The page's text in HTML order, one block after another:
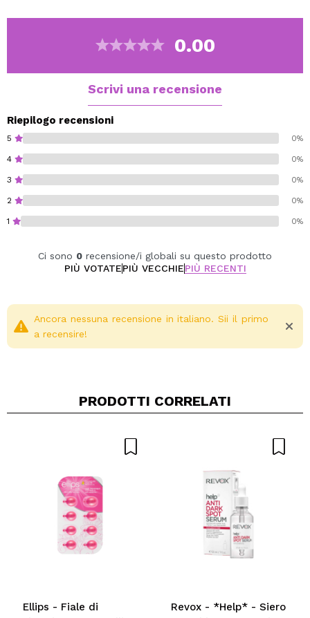
luminoso, senza grumi.
di jojoba, ingredienti che aiutano a prendersi cura delle
elastiche e dall'aspetto sano.
look impeccabile per tutto il giorno.
Cruelty free.
Vegan.
Senza glutine.
Senza parabeni.
Senza silicone.
Senza profumo.
Senza talco.
0.00
Scrivi una recensione
Riepilogo recensioni
5 0%
4 0%
3 0%
2 0%
1 0%
Ci sono 0 recensione/i globali su questo prodotto
PIÙ VOTATEPIÙ VECCHIEPIÙ RECENTI
Il tuo video potrebbe essere il primo. Immaginalo...
Consiglieresti questo acquisto? Si No
Ancora nessuna recensione in italiano. Sii il primo
a recensire!
PRODOTTI CORRELATI
Ellips - Fiale di
Revox - *Help* - Siero